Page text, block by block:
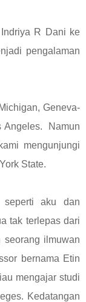
R Dani ke
pengalaman
Geneva-
Angeles. Namun
mengunjungi
State.
seperti aku dan
tak terlepas dari
seorang ilmuwan
bernama Etin
mengajar studi
Kedatangan